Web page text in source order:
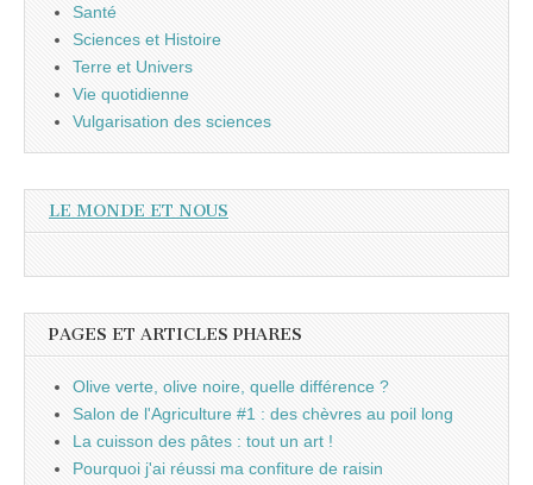
Santé
Sciences et Histoire
Terre et Univers
Vie quotidienne
Vulgarisation des sciences
LE MONDE ET NOUS
PAGES ET ARTICLES PHARES
Olive verte, olive noire, quelle différence ?
Salon de l'Agriculture #1 : des chèvres au poil long
La cuisson des pâtes : tout un art !
Pourquoi j'ai réussi ma confiture de raisin